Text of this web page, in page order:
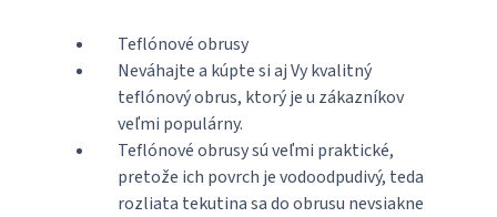
Teflónové obrusy
Neváhajte a kúpte si aj Vy kvalitný
teflónový obrus, ktorý je u zákazníkov
veľmi populárny.
Teflónové obrusy sú veľmi praktické,
pretože ich povrch je vodoodpudivý, teda
rozliata tekutina sa do obrusu nevsiakne